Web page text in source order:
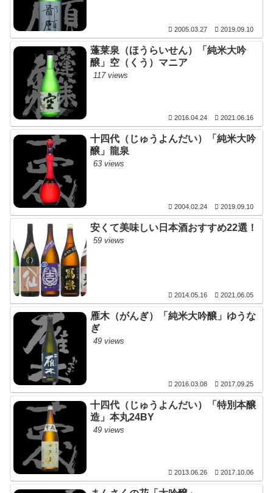
2005.03.27 2019.09.10
蓬莱泉（ほうらいせん）「純米大吟
醸」空（くう）マニア
117 views
2016.04.24 2021.06.16
十四代（じゅうよんだい）「純米大吟
醸」龍泉
63 views
2004.02.24 2019.09.10
安くて美味しい日本酒おすすめ22選！
59 views
2014.05.16 2021.06.05
雁木（がんぎ）「純米大吟醸」ゆうな
ぎ
49 views
2016.03.08 2017.09.25
十四代（じゅうよんだい）「特別本醸
造」本丸24BY
49 views
2013.06.26 2017.10.06